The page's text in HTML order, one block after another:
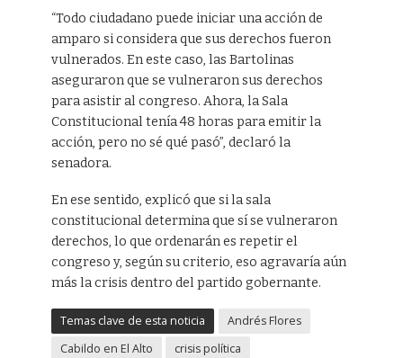
“Todo ciudadano puede iniciar una acción de
amparo si considera que sus derechos fueron
vulnerados. En este caso, las Bartolinas
aseguraron que se vulneraron sus derechos
para asistir al congreso. Ahora, la Sala
Constitucional tenía 48 horas para emitir la
acción, pero no sé qué pasó”, declaró la
senadora.
En ese sentido, explicó que si la sala
constitucional determina que sí se vulneraron
derechos, lo que ordenarán es repetir el
congreso y, según su criterio, eso agravaría aún
más la crisis dentro del partido gobernante.
Temas clave de esta noticia
Andrés Flores
Cabildo en El Alto
crisis política